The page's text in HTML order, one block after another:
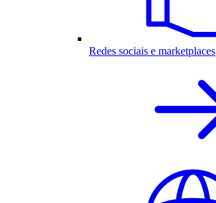
Redes sociais e marketplaces